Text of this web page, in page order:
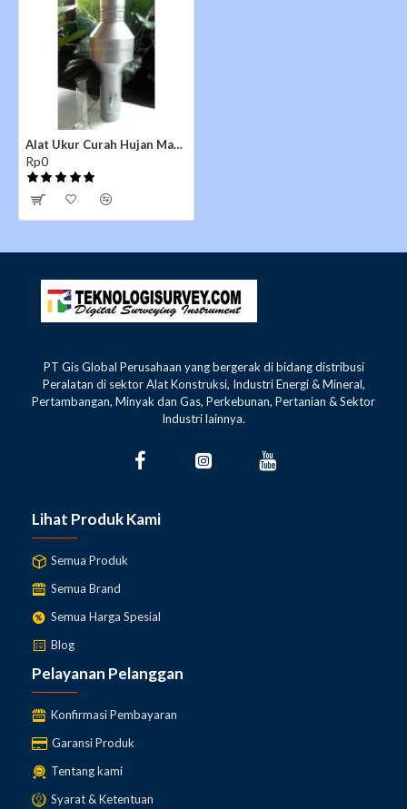
Cara Pengamatan Rain Gauge Ombrometer
Alat Ukur Curah Hujan Manual Ombrometer Observatorium OBS
Rp0
PT Gis Global Perusahaan yang bergerak di bidang distribusi
Peralatan di sektor Alat Konstruksi, Industri Energi & Mineral,
Pertambangan, Minyak dan Gas, Perkebunan, Pertanian & Sektor
Industri lainnya.
Lihat Produk Kami
Semua Produk
Semua Brand
Semua Harga Spesial
Blog
Pelayanan Pelanggan
Konfirmasi Pembayaran
Garansi Produk
Tentang kami
Syarat & Ketentuan